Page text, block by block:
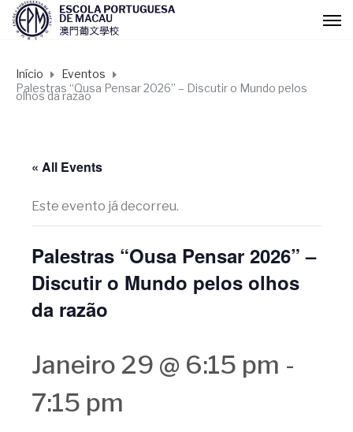
Início
Eventos
Palestras “Ousa Pensar 2026” – Discutir o Mundo pelos
olhos da razão
« All Events
Este evento já decorreu.
Palestras “Ousa Pensar 2026” –
Discutir o Mundo pelos olhos
da razão
Janeiro 29 @ 6:15 pm -
7:15 pm